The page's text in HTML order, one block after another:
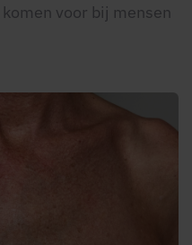
voor bij mensen